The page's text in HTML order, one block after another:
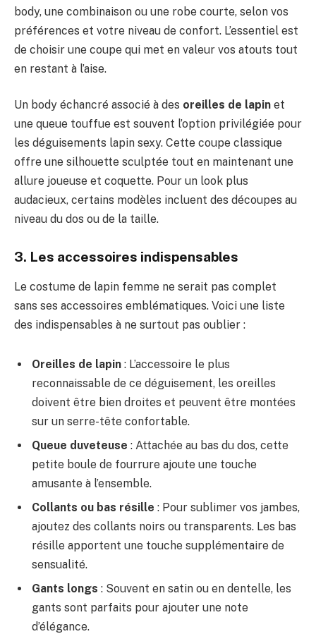
body, une combinaison ou une robe courte, selon vos
préférences et votre niveau de confort. L’essentiel est
de choisir une coupe qui met en valeur vos atouts tout
en restant à l’aise.
Un body échancré associé à des oreilles de lapin et
une queue touffue est souvent l’option privilégiée pour
les déguisements lapin sexy. Cette coupe classique
offre une silhouette sculptée tout en maintenant une
allure joueuse et coquette. Pour un look plus
audacieux, certains modèles incluent des découpes au
niveau du dos ou de la taille.
3. Les accessoires indispensables
Le costume de lapin femme ne serait pas complet
sans ses accessoires emblématiques. Voici une liste
des indispensables à ne surtout pas oublier :
Oreilles de lapin : L’accessoire le plus
reconnaissable de ce déguisement, les oreilles
doivent être bien droites et peuvent être montées
sur un serre-tête confortable.
Queue duveteuse : Attachée au bas du dos, cette
petite boule de fourrure ajoute une touche
amusante à l’ensemble.
Collants ou bas résille : Pour sublimer vos jambes,
ajoutez des collants noirs ou transparents. Les bas
résille apportent une touche supplémentaire de
sensualité.
Gants longs : Souvent en satin ou en dentelle, les
gants sont parfaits pour ajouter une note
d’élégance.